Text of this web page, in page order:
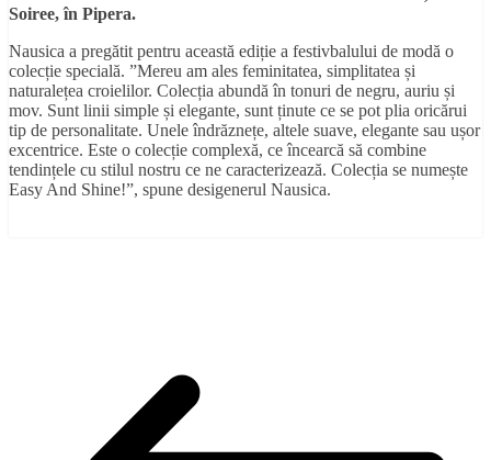
Soiree, în Pipera.
Nausica a pregătit pentru această ediție a festivbalului de modă o
colecție specială. ”Mereu am ales feminitatea, simplitatea și
naturalețea croielilor. Colecția abundă în tonuri de negru, auriu și
mov. Sunt linii simple și elegante, sunt ținute ce se pot plia oricărui
tip de personalitate. Unele îndrăznețe, altele suave, elegante sau ușor
excentrice. Este o colecție complexă, ce încearcă să combine
tendințele cu stilul nostru ce ne caracterizează. Colecția se numește
Easy And Shine!”, spune desigenerul Nausica.